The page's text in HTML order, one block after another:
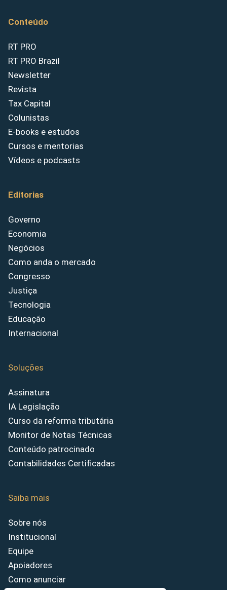
Conteúdo
RT PRO
RT PRO Brazil
Newsletter
Revista
Tax Capital
Colunistas
E-books e estudos
Cursos e mentorias
Vídeos e podcasts
Editorias
Governo
Economia
Negócios
Como anda o mercado
Congresso
Justiça
Tecnologia
Educação
Internacional
Soluções
Assinatura
IA Legislação
Curso da reforma tributária
Monitor de Notas Técnicas
Conteúdo patrocinado
Contabilidades Certificadas
Saiba mais
Sobre nós
Institucional
Equipe
Apoiadores
Como anunciar